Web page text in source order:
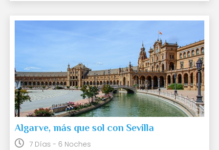
Algarve, más que sol con Sevilla
7 Días - 6 Noches